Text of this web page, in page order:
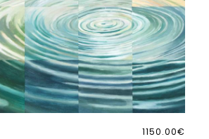
1150.00€